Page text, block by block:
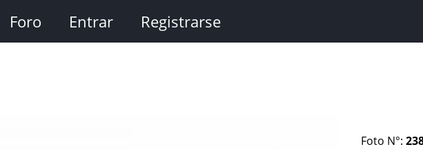
Foro Entrar Registrarse
Foto N°: